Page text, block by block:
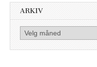
ARKIV
Arkiv